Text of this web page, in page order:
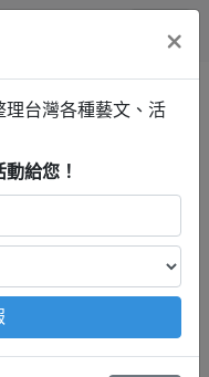
清單
政府文化局
站內容由程式自動抓
×
台灣各種藝文、活
給您！